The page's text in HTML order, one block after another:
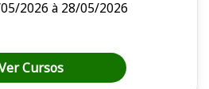
2026 à 28/05/2026
Cursos